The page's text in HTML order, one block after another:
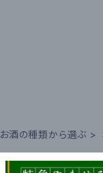
お酒の種類から選ぶ